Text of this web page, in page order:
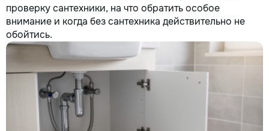
проверку сантехники, на что обратить особое
внимание и когда без сантехника действительно не
обойтись.